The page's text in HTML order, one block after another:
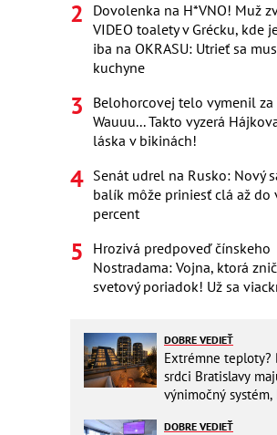
Dovolenka na H*VNO! Muž
VIDEO toalety v Grécku, kde
iba na OKRASU: Utrieť sa
kuchyne
Belohorcovej telo vymenil za
Wauuu... Takto vyzerá
láska v bikinách!
Senát udrel na Rusko: Nový
balík môže priniesť clá až do
percent
Hrozivá predpoveď čínskeho
Nostradama: Vojna, ktorá
svetový poriadok! Už sa
DOBRE VEDIEŤ
Extrémne teploty?
srdci Bratislavy
výnimočný systém,
DOBRE VEDIEŤ